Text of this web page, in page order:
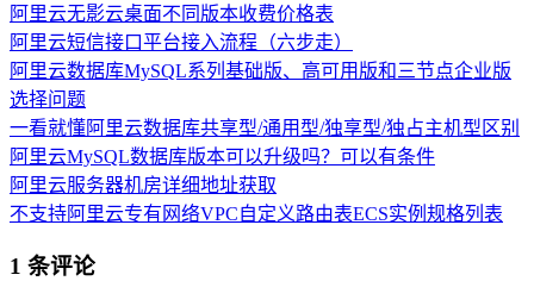
阿里云无影云桌面不同版本收费价格表
阿里云短信接口平台接入流程（六步走）
阿里云数据库MySQL系列基础版、高可用版和三节点企业版
选择问题
一看就懂阿里云数据库共享型/通用型/独享型/独占主机型区别
阿里云MySQL数据库版本可以升级吗？可以有条件
阿里云服务器机房详细地址获取
不支持阿里云专有网络VPC自定义路由表ECS实例规格列表
1 条评论